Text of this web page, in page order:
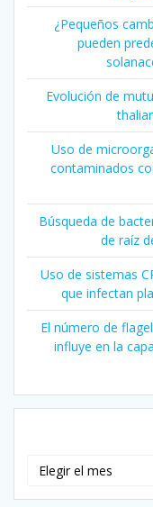
¿Pequeños
pueden
Evolución de
Uso de
contaminados
Búsqueda de
de raíz
Uso de sistemas
que infectan
El número de
influye en la